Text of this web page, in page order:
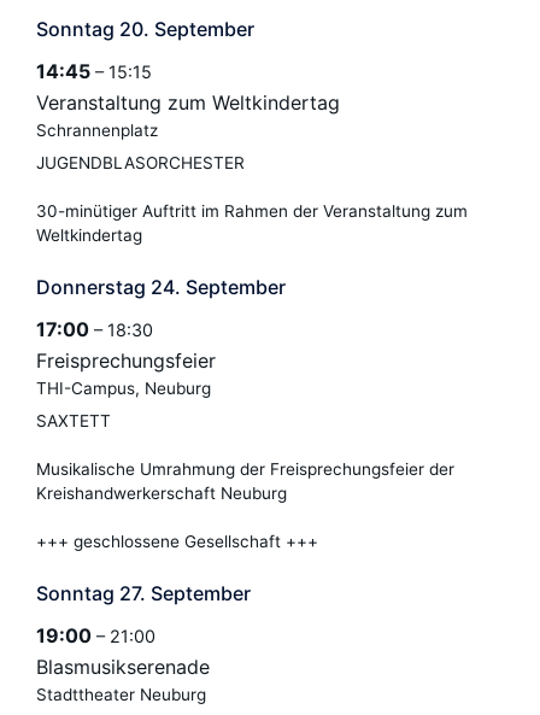
Sonntag 20. September
14:45 – 15:15
Veranstaltung zum Weltkindertag
Schrannenplatz
JUGENDBLASORCHESTER
30-minütiger Auftritt im Rahmen der Veranstaltung zum
Weltkindertag
Donnerstag 24. September
17:00 – 18:30
Freisprechungsfeier
THI-Campus, Neuburg
SAXTETT
Musikalische Umrahmung der Freisprechungsfeier der
Kreishandwerkerschaft Neuburg
+++ geschlossene Gesellschaft +++
Sonntag 27. September
19:00 – 21:00
Blasmusikserenade
Stadttheater Neuburg